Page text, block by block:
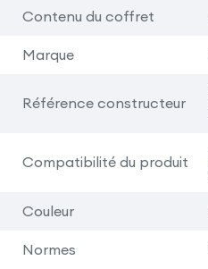
Contenu du coffret
Marque
Référence constructeur
Compatibilité du produit
Couleur
Normes